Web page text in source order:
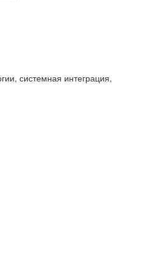
системная интеграция,